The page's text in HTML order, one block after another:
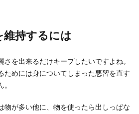
持するには
を出来るだけキープしたいですよね。
ためには身についてしまった悪習を直す
物が多い他に、物を使ったら出しっぱな